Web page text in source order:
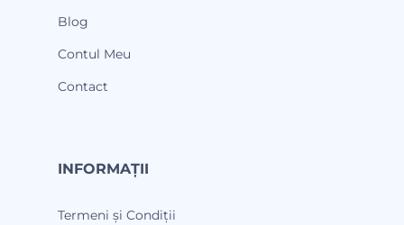
Blog
Contul Meu
Contact
INFORMAȚII
Termeni și Condiții